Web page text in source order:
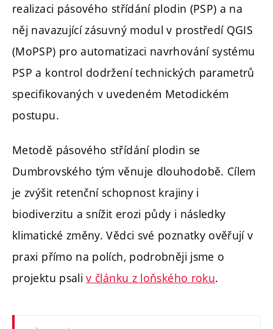
realizaci pásového střídání plodin (PSP) a na
něj navazující zásuvný modul v prostředí QGIS
(MoPSP) pro automatizaci navrhování systému
PSP a kontrol dodržení technických parametrů
specifikovaných v uvedeném Metodickém
postupu.
Metodě pásového střídání plodin se
Dumbrovského tým věnuje dlouhodobě. Cílem
je zvýšit retenční schopnost krajiny i
biodiverzitu a snížit erozi půdy i následky
klimatické změny. Vědci své poznatky ověřují v
praxi přímo na polích, podrobněji jsme o
projektu psaliv článku z loňského roku.